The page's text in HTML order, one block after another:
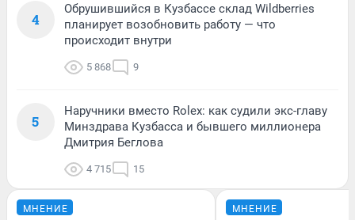
4
Обрушившийся в Кузбассе склад Wildberries
планирует возобновить работу — что
происходит внутри
5 868 9
5
Наручники вместо Rolex: как судили экс-главу
Минздрава Кузбасса и бывшего миллионера
Дмитрия Беглова
4 715 15
МНЕНИЕ МНЕНИЕ